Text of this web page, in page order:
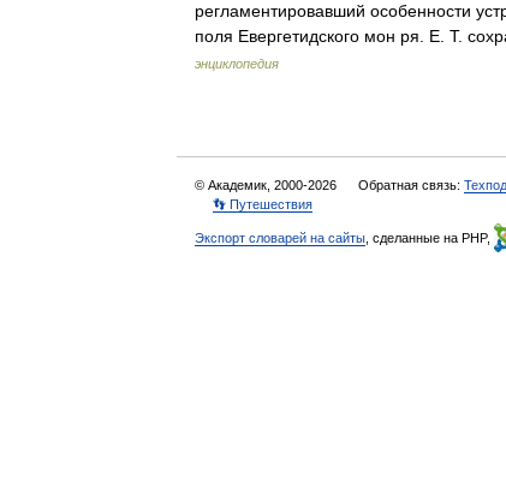
регламентировавший особенности
поля Евергетидского мон ря. Е. Т.
энциклопедия
© Академик, 2000-2026 Обратная связь:
👣 Путешествия
Экспорт словарей на сайты , сделанные на PHP,